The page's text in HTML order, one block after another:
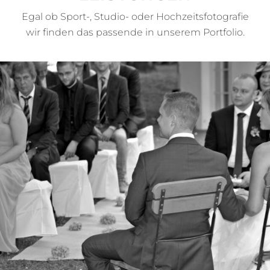
Egal ob Sport-, Studio- oder Hochzeitsfotografie
wir finden das passende in unserem Portfolio.